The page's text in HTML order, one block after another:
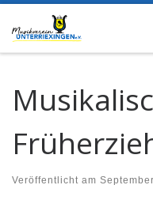
Zum Inhalt springen
Veröffentlicht am